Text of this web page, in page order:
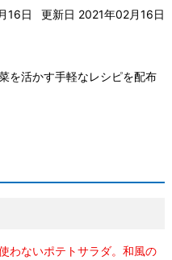
16日 更新日 2021年02月16日
を活かす手軽なレシピを配布
わないポテトサラダ。和風の